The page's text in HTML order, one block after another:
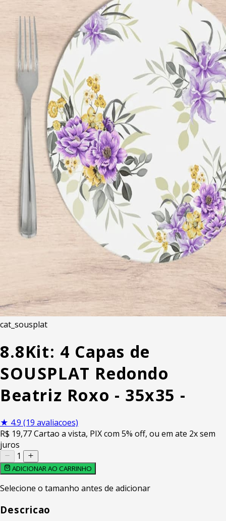
cat_sousplat
8.8Kit: 4 Capas de
SOUSPLAT Redondo
Beatriz Roxo - 35x35 -
★ 4.9 (19 avaliacoes)
R$ 19,77Cartao a vista, PIX com 5% off, ou em ate 2x sem
juros
1
ADICIONAR AO CARRINHO
Selecione o tamanho antes de adicionar
Descricao